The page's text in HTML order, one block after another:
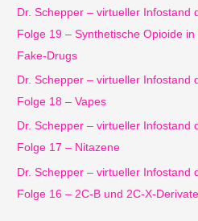
c
h
:
Dr. Schepper – virtueller Infostand
Folge 19 – Synthetische Opioide
Fake-Drugs
Dr. Schepper – virtueller Infostand
Folge 18 – Vapes
Dr. Schepper – virtueller Infostand
Folge 17 – Nitazene
Dr. Schepper – virtueller Infostand
Folge 16 – 2C-B und 2C-X-Derivate